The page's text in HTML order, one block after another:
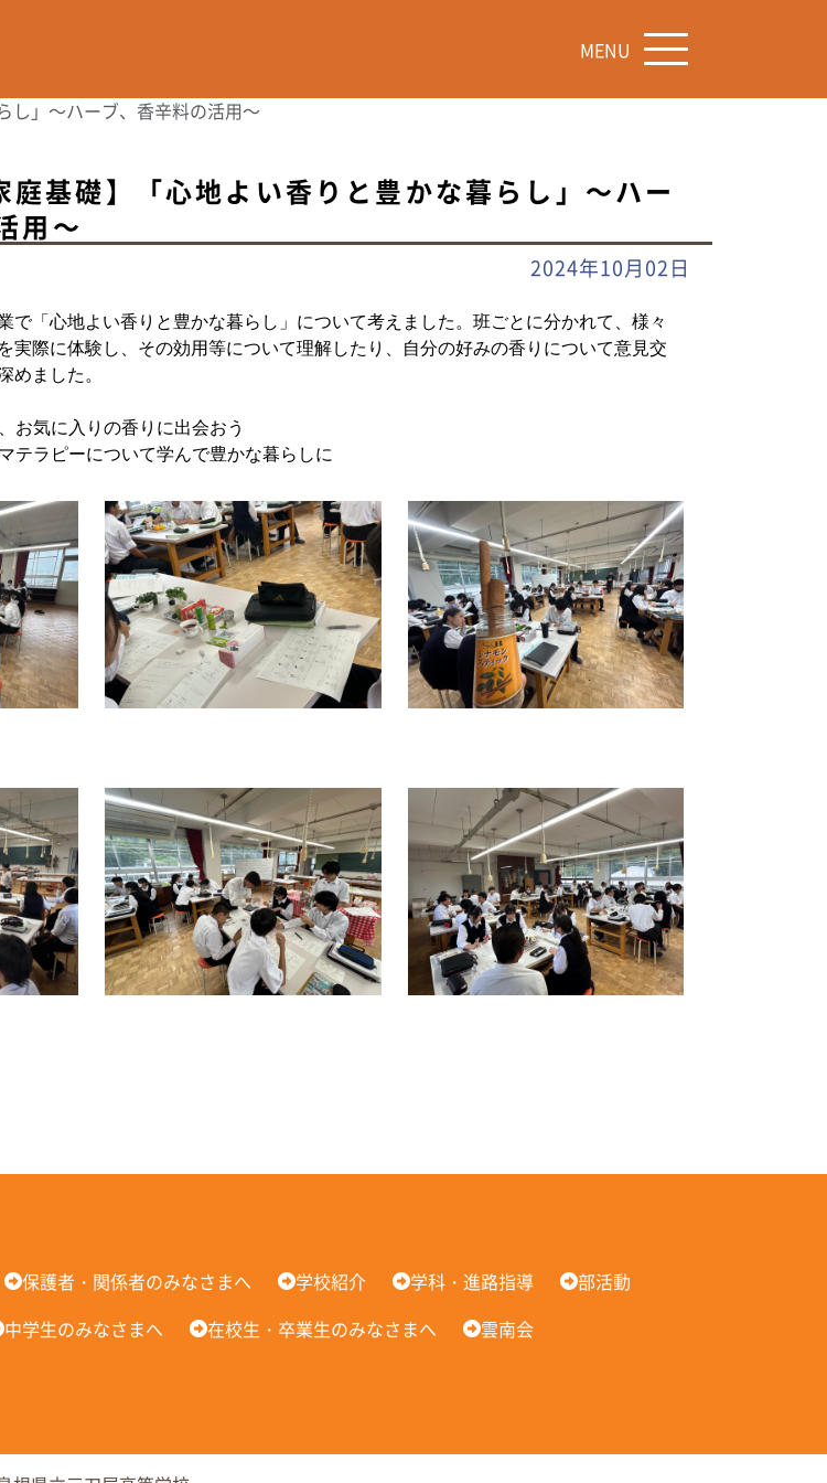
MENU
し」～ハーブ、香辛料の活用～
庭基礎】「心地よい香りと豊かな暮らし」～ハー
用～
2024年10月02日
で「心地よい香りと豊かな暮らし」について考えました。班ごとに分かれて、様々
実際に体験し、その効用等について理解したり、自分の好みの香りについて意見交
めました。
お気に入りの香りに出会おう
テラピーについて学んで豊かな暮らしに
保護者・関係者のみなさまへ 学校紹介 学科・進路指導
部活動
中学生のみなさまへ 在校生・卒業生のみなさまへ 雲南会